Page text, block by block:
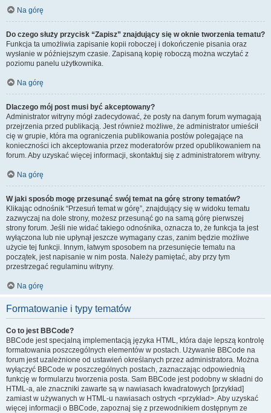
Na górę
Do czego służy przycisk “Zapisz” znajdujący się w oknie tworzenia tematu?
Funkcja ta umożliwia zapisanie kopii roboczej i dokończenie pisania oraz
wysłanie w późniejszym czasie. Zapisaną kopię roboczą można wczytać z
poziomu panelu użytkownika.
Na górę
Dlaczego mój post musi być akceptowany?
Administrator witryny mógł zadecydować, że posty na danym forum wymagają
przejrzenia przed publikacją. Jest również możliwe, że administrator umieścił
cię w grupie, która ma ograniczenia publikowania postów polegające na
konieczności ich akceptowania przez moderatorów przed opublikowaniem na
forum. Aby uzyskać więcej informacji, skontaktuj się z administratorem witryny.
Na górę
W jaki sposób mogę przesunąć swój temat na górę strony tematów?
Klikając odnośnik “Przesuń temat w górę”, znajdujący się w widoku tematu
zazwyczaj na dole strony, możesz przesunąć go na samą górę pierwszej
strony forum. Jeśli nie widać takiego odnośnika, oznacza to, że funkcja ta jest
wyłączona lub nie upłynął jeszcze wymagany czas, zanim będzie możliwe
użycie tej funkcji. Innym, łatwym sposobem na przesunięcie tematu na
początek, jest napisanie w nim posta. Należy pamiętać, aby przy tym
przestrzegać regulaminu witryny.
Na górę
Formatowanie i typy tematów
Co to jest BBCode?
BBCode jest specjalną implementacją języka HTML, która daje lepszą kontrolę
formatowania poszczególnych elementów w postach. Używanie BBCode na
forum jest uzależnione od ustawień określanych przez administratora. Można
wyłączyć BBCode w poszczególnych postach, zaznaczając odpowiednią
funkcję w formularzu tworzenia posta. Sam BBCode jest podobny w składni do
HTML-a, ale znaczniki zawarte są w nawiasach kwadratowych [przykład]
zamiast w używanych w HTML-u nawiasach ostrych <przykład>. Aby uzyskać
więcej informacji o BBCode, zapoznaj się z przewodnikiem dostępnym ze